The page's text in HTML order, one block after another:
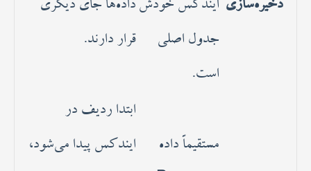
ذخیره‌سازی ایندکس خودش
جدول اصلی
است.
داده‌ها جای دیگری
قرار دارند.
مستقیماً داده
ابتدا ردیف در
ایندکس پیدا می‌شود،